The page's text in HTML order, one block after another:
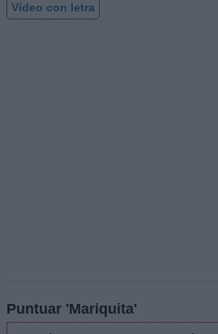
Vídeo con letra
Puntuar 'Mariquita'